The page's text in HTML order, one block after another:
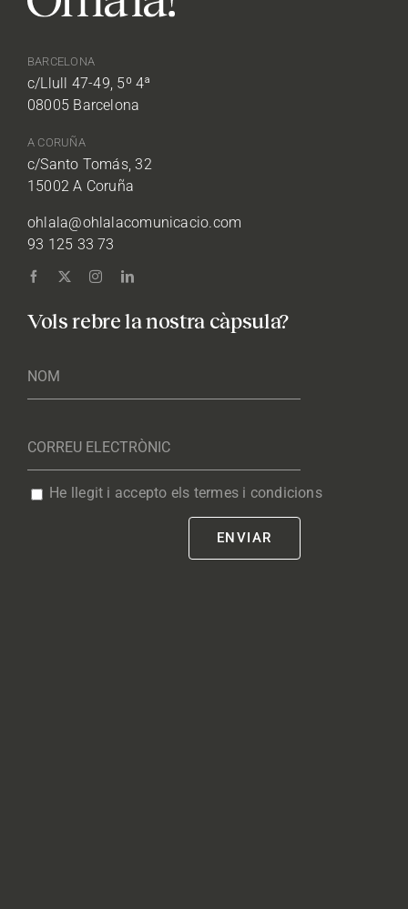
BARCELONA
c/Llull 47-49, 5º 4ª
08005 Barcelona
A CORUÑA
c/Santo Tomás, 32
15002 A Coruña
ohlala@ohlalacomunicacio.com
93 125 33 73
Vols rebre la nostra càpsula?
He llegit i accepto els termes i condicions